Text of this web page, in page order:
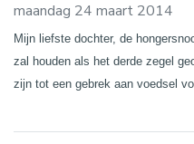
maandag 24 maart 2014
Mijn liefste dochter, de
zal houden als het derde zegel
zijn tot een gebrek aan voedsel